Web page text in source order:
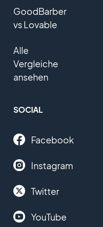
GoodBarber
vs Lovable
Alle
Vergleiche
ansehen
SOCIAL
Facebook
Instagram
Twitter
YouTube